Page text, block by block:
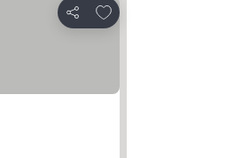
Compartir
Añadir a favoritos